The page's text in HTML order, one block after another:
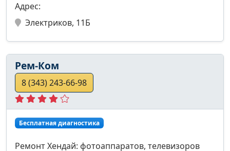
Адрес:
Электриков, 11Б
Рем-Ком
8 (343) 243-66-98
Бесплатная диагностика
Ремонт Хендай: фотоаппаратов, телевизоров